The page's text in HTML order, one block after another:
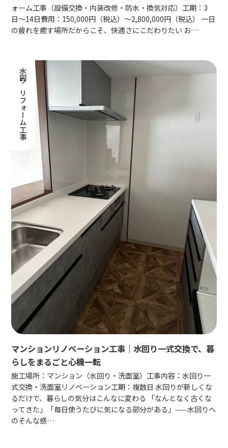
ォーム工事（設備交換・内装改修・防水・換気対応）工期：3
日〜14日費用：150,000円（税込）〜2,800,000円（税込） 一日
の疲れを癒す場所だからこそ、快適さにこだわりたい お…
水回りリフォーム工事
マンションリノベーション工事｜水回り一式交換で、暮
らしをまるごと心機一転
施工場所：マンション（水回り・洗面室）工事内容：水回り一
式交換・洗面室リノベーション工期：複数日 水回りが新しくな
るだけで、暮らしの気分はこんなに変わる 「なんとなく古くな
ってきた」「毎日使うたびに気になる部分がある」——水回りへ
のそんな感…